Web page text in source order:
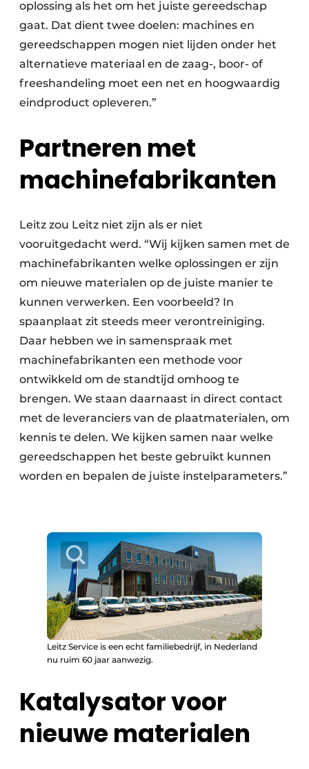
oplossing als het om het juiste gereedschap
gaat. Dat dient twee doelen: machines en
gereedschappen mogen niet lijden onder het
alternatieve materiaal en de zaag-, boor- of
freeshandeling moet een net en hoogwaardig
eindproduct opleveren.”
Partneren met
machinefabrikanten
Leitz zou Leitz niet zijn als er niet
vooruitgedacht werd. “Wij kijken samen met de
machinefabrikanten welke oplossingen er zijn
om nieuwe materialen op de juiste manier te
kunnen verwerken. Een voorbeeld? In
spaanplaat zit steeds meer verontreiniging.
Daar hebben we in samenspraak met
machinefabrikanten een methode voor
ontwikkeld om de standtijd omhoog te
brengen. We staan daarnaast in direct contact
met de leveranciers van de plaatmaterialen, om
kennis te delen. We kijken samen naar welke
gereedschappen het beste gebruikt kunnen
worden en bepalen de juiste instelparameters.”
Leitz Service is een echt familiebedrijf, in Nederland
nu ruim 60 jaar aanwezig.
Katalysator voor
nieuwe materialen